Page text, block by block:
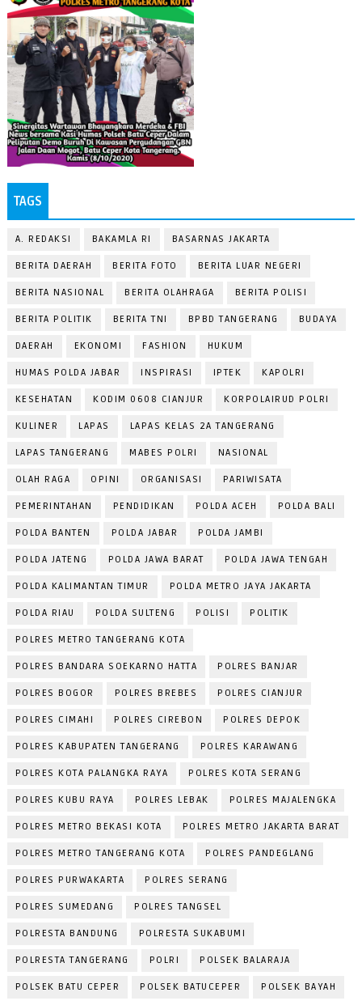
TAGS
A. REDAKSI BAKAMLA RI BASARNAS JAKARTA
BERITA DAERAH BERITA FOTO BERITA LUAR NEGERI
BERITA NASIONAL BERITA OLAHRAGA BERITA POLISI
BERITA POLITIK BERITA TNI BPBD TANGERANG BUDAYA
DAERAH EKONOMI FASHION HUKUM
HUMAS POLDA JABAR INSPIRASI IPTEK KAPOLRI
KESEHATAN KODIM 0608 CIANJUR KORPOLAIRUD POLRI
KULINER LAPAS LAPAS KELAS 2A TANGERANG
LAPAS TANGERANG MABES POLRI NASIONAL
OLAH RAGA OPINI ORGANISASI PARIWISATA
PEMERINTAHAN PENDIDIKAN POLDA ACEH POLDA BALI
POLDA BANTEN POLDA JABAR POLDA JAMBI
POLDA JATENG POLDA JAWA BARAT POLDA JAWA TENGAH
POLDA KALIMANTAN TIMUR POLDA METRO JAYA JAKARTA
POLDA RIAU POLDA SULTENG POLISI POLITIK
POLRES METRO TANGERANG KOTA
POLRES BANDARA SOEKARNO HATTA POLRES BANJAR
POLRES BOGOR POLRES BREBES POLRES CIANJUR
POLRES CIMAHI POLRES CIREBON POLRES DEPOK
POLRES KABUPATEN TANGERANG POLRES KARAWANG
POLRES KOTA PALANGKA RAYA POLRES KOTA SERANG
POLRES KUBU RAYA POLRES LEBAK POLRES MAJALENGKA
POLRES METRO BEKASI KOTA POLRES METRO JAKARTA BARAT
POLRES METRO TANGERANG KOTA POLRES PANDEGLANG
POLRES PURWAKARTA POLRES SERANG
POLRES SUMEDANG POLRES TANGSEL
POLRESTA BANDUNG POLRESTA SUKABUMI
POLRESTA TANGERANG POLRI POLSEK BALARAJA
POLSEK BATU CEPER POLSEK BATUCEPER POLSEK BAYAH